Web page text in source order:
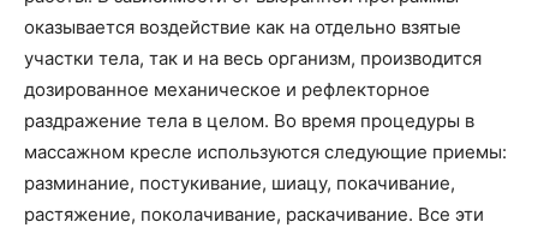
оказывается воздействие как на отдельно взятые
участки тела, так и на весь организм, производится
дозированное механическое и рефлекторное
раздражение тела в целом. Во время процедуры в
массажном кресле используются следующие приемы:
разминание, постукивание, шиацу, покачивание,
растяжение, поколачивание, раскачивание. Все эти